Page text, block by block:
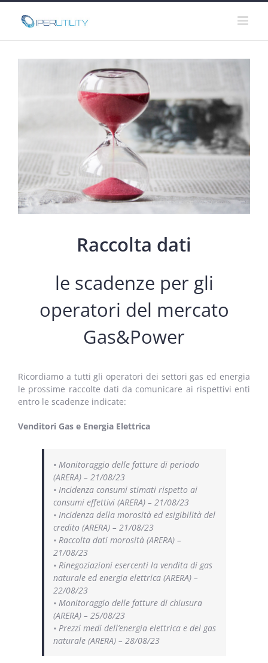
Salta
contenuto
Raccolta dati
le scadenze per gli
operatori del mercato
Gas&Power
Ricordiamo a tutti gli operatori dei settori gas ed energia
le prossime raccolte dati da comunicare ai rispettivi enti
entro le scadenze indicate:
Venditori Gas e Energia Elettrica
• Monitoraggio delle fatture di periodo
(ARERA) – 21/08/23
• Incidenza consumi stimati rispetto ai
consumi effettivi (ARERA) – 21/08/23
• Incidenza della morosità ed esigibilità del
credito (ARERA) – 21/08/23
• Raccolta dati morosità (ARERA) –
21/08/23
• Rinegoziazioni esercenti la vendita di gas
naturale ed energia elettrica (ARERA) –
22/08/23
• Monitoraggio delle fatture di chiusura
(ARERA) – 25/08/23
• Prezzi medi dell’energia elettrica e del gas
naturale (ARERA) – 28/08/23